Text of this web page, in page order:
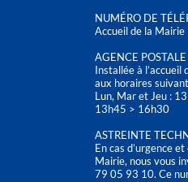
NUMÉRO DE
Accueil de la
AGENCE POSTALE
Installée à
aux horaires
Lun, Mar et Jeu :
13h45 > 16h30
ASTREINTE
En cas d’urgence
Mairie, nous vous
79 05 93 10. Ce